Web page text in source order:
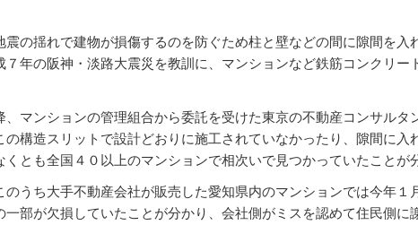
震の揺れで建物が損傷するのを防ぐため柱と壁などの間に隙間を入
７年の阪神・淡路大震災を教訓に、マンションなど鉄筋コンクリー
、マンションの管理組合から委託を受けた東京の不動産コンサルタ
の構造スリットで設計どおりに施工されていなかったり、隙間に入
とも全国４０以上のマンションで相次いで見つかっていたことが
のうち大手不動産会社が販売した愛知県内のマンションでは今年１
一部が欠損していたことが分かり、会社側がミスを認めて住民側に